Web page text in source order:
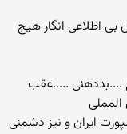
اطلاعی انگار هیچ
....بددهنی .....عقب
ایران و نیز دشمنی